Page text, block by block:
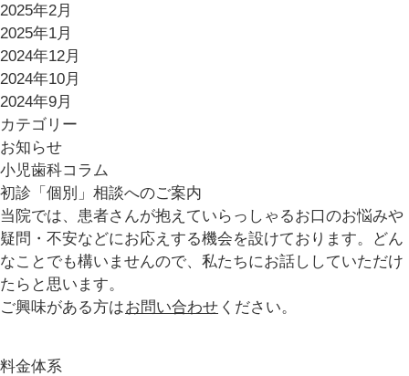
2025年2月
2025年1月
2024年12月
2024年10月
2024年9月
カテゴリー
お知らせ
小児歯科コラム
初診「個別」相談へのご案内
当院では、患者さんが抱えていらっしゃるお口のお悩みや
疑問・不安などにお応えする機会を設けております。どん
なことでも構いませんので、私たちにお話ししていただけ
たらと思います。
ご興味がある方はお問い合わせ ください。
料金体系